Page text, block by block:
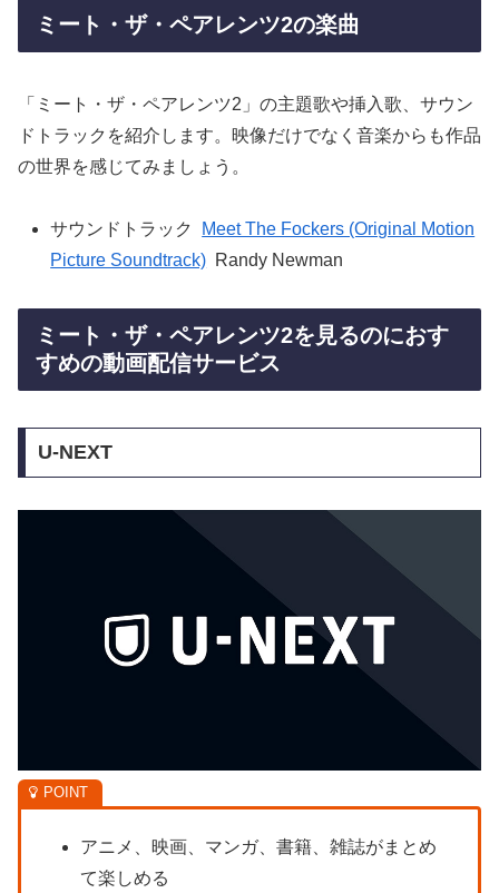
ミート・ザ・ペアレンツ2の楽曲
「ミート・ザ・ペアレンツ2」の主題歌や挿入歌、サウン
ドトラックを紹介します。映像だけでなく音楽からも作品
の世界を感じてみましょう。
サウンドトラック
Meet The Fockers (Original Motion
Picture Soundtrack) Randy Newman
ミート・ザ・ペアレンツ2を見るのにおす
すめの動画配信サービス
U-NEXT
アニメ、映画、マンガ、書籍、雑誌がまとめ
て楽しめる